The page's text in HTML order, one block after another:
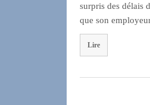
surpris des délais
que son
Lire